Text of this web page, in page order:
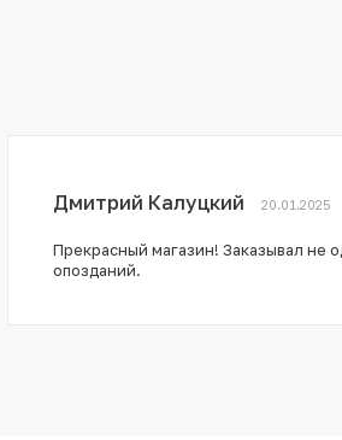
Дмитрий Калуцкий 20.01.2025
Прекрасный магазин! Заказывал не
опозданий.